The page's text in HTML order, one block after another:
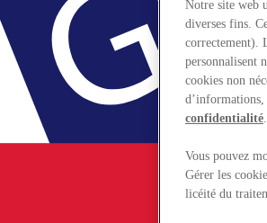
Notre site web
diverses fins.
correctement).
personnalisent
cookies non
confidentialité.
Vous pouvez
Gérer les
licéité du